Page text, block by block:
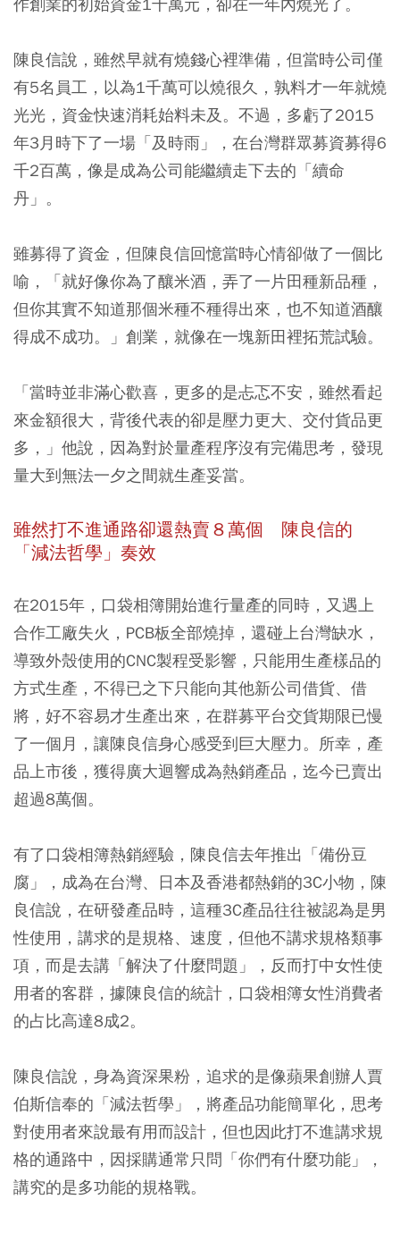
陳良信說，雖然早就有燒錢心裡準備，但當時公司僅
有5名員工，以為1千萬可以燒很久，孰料才一年就燒
光光，資金快速消耗始料未及。不過，多虧了2015
年3月時下了一場「及時雨」，在台灣群眾募資募得6
千2百萬，像是成為公司能繼續走下去的「續命
丹」。
雖募得了資金，但陳良信回憶當時心情卻做了一個比
喻，「就好像你為了釀米酒，弄了一片田種新品種，
但你其實不知道那個米種不種得出來，也不知道酒釀
得成不成功。」創業，就像在一塊新田裡拓荒試驗。
「當時並非滿心歡喜，更多的是忐忑不安，雖然看起
來金額很大，背後代表的卻是壓力更大、交付貨品更
多，」他說，因為對於量產程序沒有完備思考，發現
量大到無法一夕之間就生產妥當。
雖然打不進通路卻還熱賣８萬個 陳良信的
「減法哲學」奏效
在2015年，口袋相簿開始進行量產的同時，又遇上
合作工廠失火，PCB板全部燒掉，還碰上台灣缺水，
導致外殼使用的CNC製程受影響，只能用生產樣品的
方式生產，不得已之下只能向其他新公司借貨、借
將，好不容易才生產出來，在群募平台交貨期限已慢
了一個月，讓陳良信身心感受到巨大壓力。所幸，產
品上市後，獲得廣大迴響成為熱銷產品，迄今已賣出
超過8萬個。
有了口袋相簿熱銷經驗，陳良信去年推出「備份豆
腐」，成為在台灣、日本及香港都熱銷的3C小物，陳
良信說，在研發產品時，這種3C產品往往被認為是男
性使用，講求的是規格、速度，但他不講求規格類事
項，而是去講「解決了什麼問題」，反而打中女性使
用者的客群，據陳良信的統計，口袋相簿女性消費者
的占比高達8成2。
陳良信說，身為資深果粉，追求的是像蘋果創辦人賈
伯斯信奉的「減法哲學」，將產品功能簡單化，思考
對使用者來說最有用而設計，但也因此打不進講求規
格的通路中，因採購通常只問「你們有什麼功能」，
講究的是多功能的規格戰。